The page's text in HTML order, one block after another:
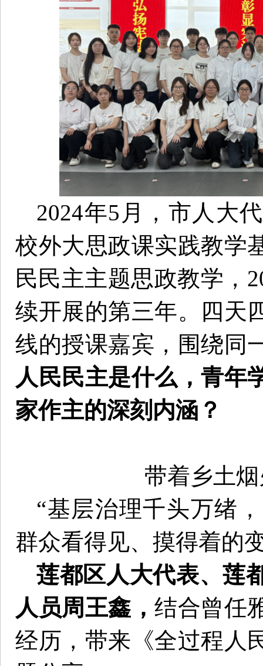
2024年5月，市人大
校外大思政课实践教学
民民主主题思政教学，
续开展的第三年。四天
线的授课嘉宾，围绕同
人民民主是什么，青年
家作主的深刻内涵？
带着乡土
“基层治理千头万绪
群众看得见、摸得着的
莲都区人大代表、莲
人员周王鑫，结合曾任
经历，带来《全过程人